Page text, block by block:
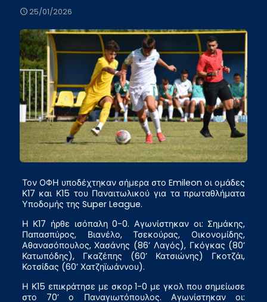
25/01/2026
Τον ΟΦΗ υποδέχτηκαν σήμερα στο Emileon οι ομάδες
Κ17 και Κ15 του Παναιτωλικού για τα πρωταθλήματα
Υποδομής της Super League.
Η Κ17 ήρθε ισόπαλη 0-0. Αγωνίστηκαν οι: Σημάκης,
Παπασπύρος, Βιανέλο, Τσεκούρας, Οικονομίδης,
Αθανασόπουλος, Χασάνης (86’ Λαγός), Γκόγκας (80’
Κατωπόδης), Γκαζέπης (60’ Κατσιώνης) Γκοτζάι,
Κοτσίδας (60’ Χατζηϊωάννου).
Η Κ15 επικράτησε με σκορ 1-0 με γκολ που σημείωσε
στο 70’ ο Παναγιωτόπουλος. Αγωνίστηκαν οι: